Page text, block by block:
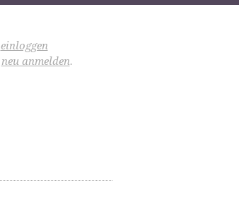
einloggen
neu anmelden.